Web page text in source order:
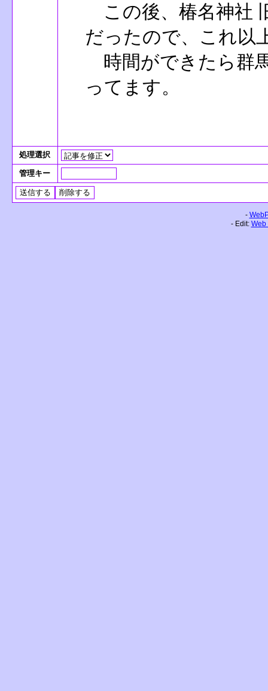
この後、椿名神社
だったので、これ以
時間ができたら群
ってます。
処理選択
管理キー
-
- Edit: Web